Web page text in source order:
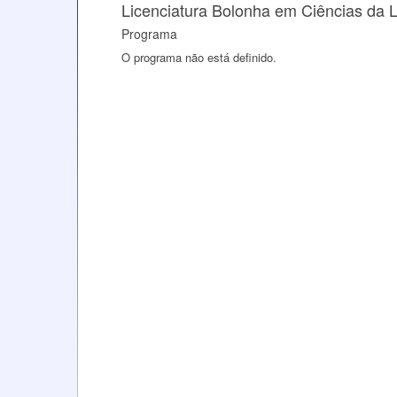
Licenciatura Bolonha em Ciências da
Programa
O programa não está definido.